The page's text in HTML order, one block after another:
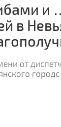
и
в
от
городс